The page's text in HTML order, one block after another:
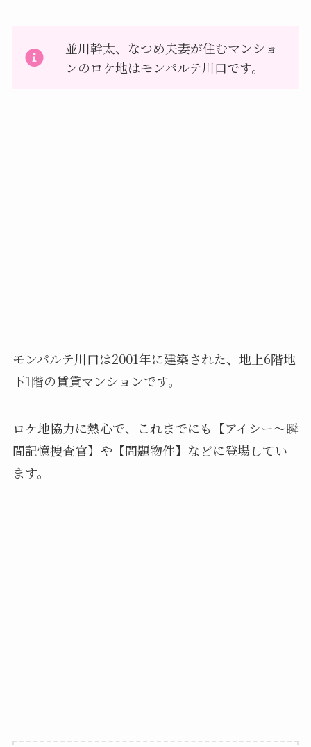
並川幹太、なつめ夫妻が住むマンショ
ンのロケ地はモンパルテ川口です。
モンパルテ川口は2001年に建築された、地上6階地
下1階の賃貸マンションです。
ロケ地協力に熱心で、これまでにも【アイシー～瞬
間記憶捜査官】や【問題物件】などに登場してい
ます。